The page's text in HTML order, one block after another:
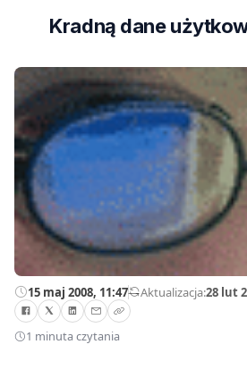
Kradną dane
15 maj 2008, 11:47—Aktualizacja:28 lut
1 minuta czytania